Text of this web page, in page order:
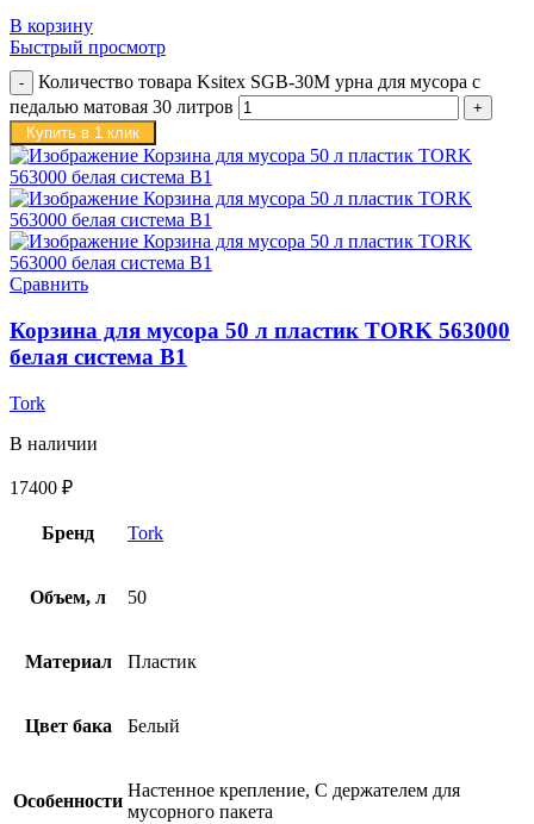
В корзину
Быстрый просмотр
Количество товара Ksitex SGB-30M урна для мусора с
педалью матовая 30 литров
Купить в 1 клик
Сравнить
Корзина для мусора 50 л пластик TORK 563000
белая система B1
Tork
В наличии
17400 ₽
Бренд Tork
Объем, л 50
Материал Пластик
Цвет бака Белый
Особенности
Настенное крепление, С держателем для
мусорного пакета